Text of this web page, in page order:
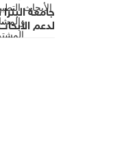
جامعة
لدعم